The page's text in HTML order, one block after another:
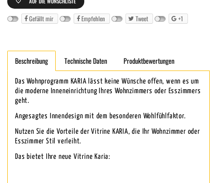
Gefällt mir Empfehlen Tweet +1
Beschreibung Technische Daten Produktbewertungen
Das Wohnprogramm KARIA lässt keine Wünsche offen, wenn es um
die moderne Inneneinrichtung Ihres Wohnzimmers oder Esszimmers
geht.
Angesagtes Innendesign mit dem besonderen Wohlfühlfaktor.
Nutzen Sie die Vorteile der Vitrine KARIA, die Ihr Wohnzimmer oder
Esszimmer Stil verleiht.
Das bietet Ihre neue Vitrine Karia: